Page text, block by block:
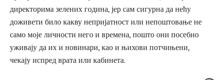
директорима зелених година, јер сам сигурна да нећу
доживети било какву непријатност или непоштовање не
само моје личности него и времена, пошто они посебно
уживају да их и новинари, као и њихови потчињени,
чекају испред врата или кабинета.